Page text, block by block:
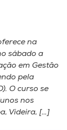
na
sábado a
em Gestão
pela
O curso se
nos
Videira, […]